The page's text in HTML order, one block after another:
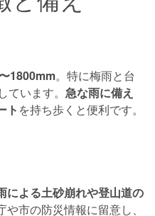
1800mm。特に梅雨と台
います。 急な雨に備え
ト を持ち歩くと便利です。
による土砂崩れや登山道の
市の防災情報に留意し、